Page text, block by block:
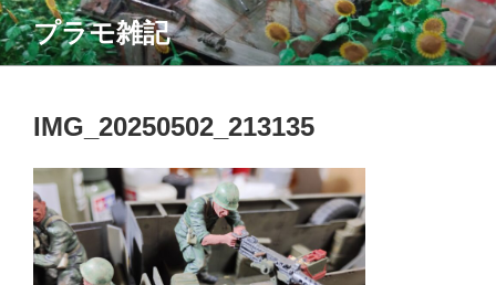
コ
ン
テ
プラモ雑記
IMG_20250502_213135